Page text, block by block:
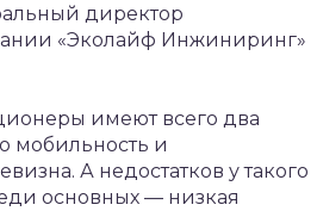
директор
«Эколайф Инжиниринг»
имеют всего два
мобильность и
А недостатков у такого
основных — низкая